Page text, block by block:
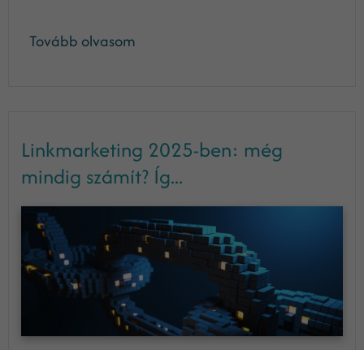
Tovább olvasom
Linkmarketing 2025-ben: még
mindig számít? Íg...